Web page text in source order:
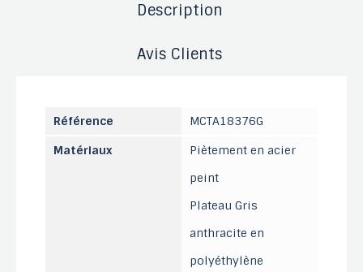
Description
Avis Clients
Référence
MCTA18376G
Matériaux
Piètement en acier
peint
Plateau Gris
anthracite en
polyéthylène